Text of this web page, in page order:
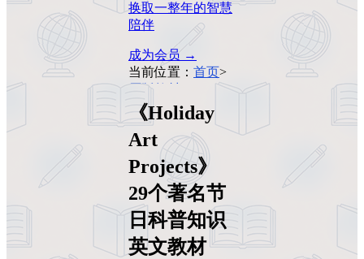
换取一整年的智慧
陪伴
成为会员 →
当前位置： 首页>
原版教材
《Holiday Art
Projects》29个著名
节日科普知识英文
教材PDF
《Holiday
Art
Projects》
29个著名节
日科普知识
英文教材